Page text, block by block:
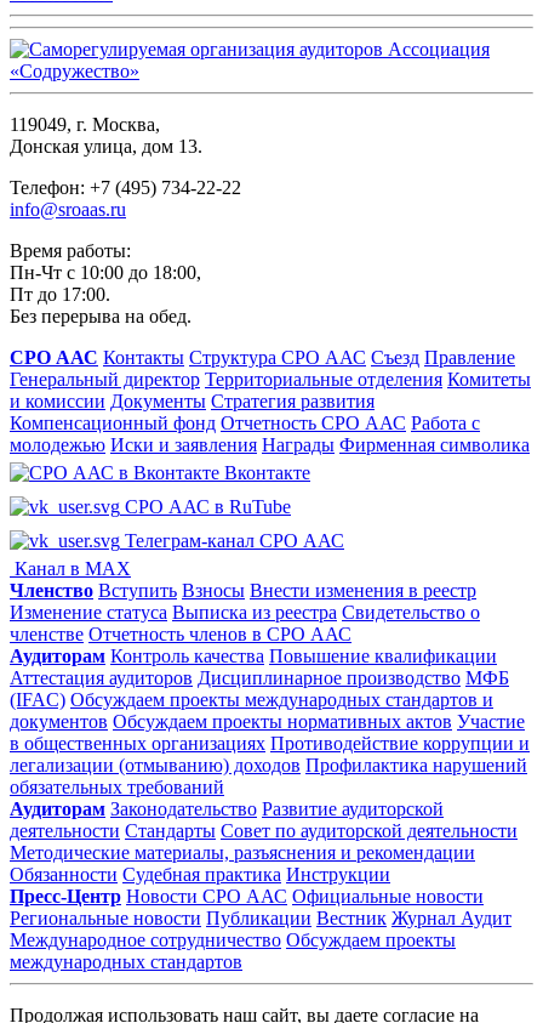
119049, г. Москва,
Донская улица, дом 13.
Телефон: +7 (495) 734-22-22
info@sroaas.ru
Время работы:
Пн-Чт с 10:00 до 18:00,
Пт до 17:00.
Без перерыва на обед.
СРО ААС Контакты Структура СРО ААС Съезд Правление
Генеральный директор Территориальные отделения Комитеты
и комиссии Документы Стратегия развития
Компенсационный фонд Отчетность СРО ААС Работа с
молодежью Иски и заявления Награды Фирменная символика
Вконтакте
СРО ААС в RuTube
Телеграм-канал СРО ААС
Канал в MAX
Членство Вступить Взносы Внести изменения в реестр
Изменение статуса Выписка из реестра Свидетельство о
членстве Отчетность членов в СРО ААС
Аудиторам Контроль качества Повышение квалификации
Аттестация аудиторов Дисциплинарное производство МФБ
(IFAC) Обсуждаем проекты международных стандартов и
документов Обсуждаем проекты нормативных актов Участие
в общественных организациях Противодействие коррупции и
легализации (отмыванию) доходов Профилактика нарушений
обязательных требований
Аудиторам Законодательство Развитие аудиторской
деятельности Стандарты Совет по аудиторской деятельности
Методические материалы, разъяснения и рекомендации
Обязанности Судебная практика Инструкции
Пресс-Центр Новости СРО ААС Официальные новости
Региональные новости Публикации Вестник Журнал Аудит
Международное сотрудничество Обсуждаем проекты
международных стандартов
Продолжая использовать наш сайт, вы даете согласие на